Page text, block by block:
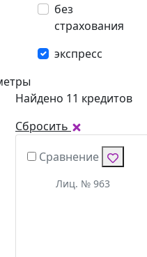
без
страхования
экспресс
Найдено 11 кредитов
Сбросить
Сравнение
Лиц. № 963